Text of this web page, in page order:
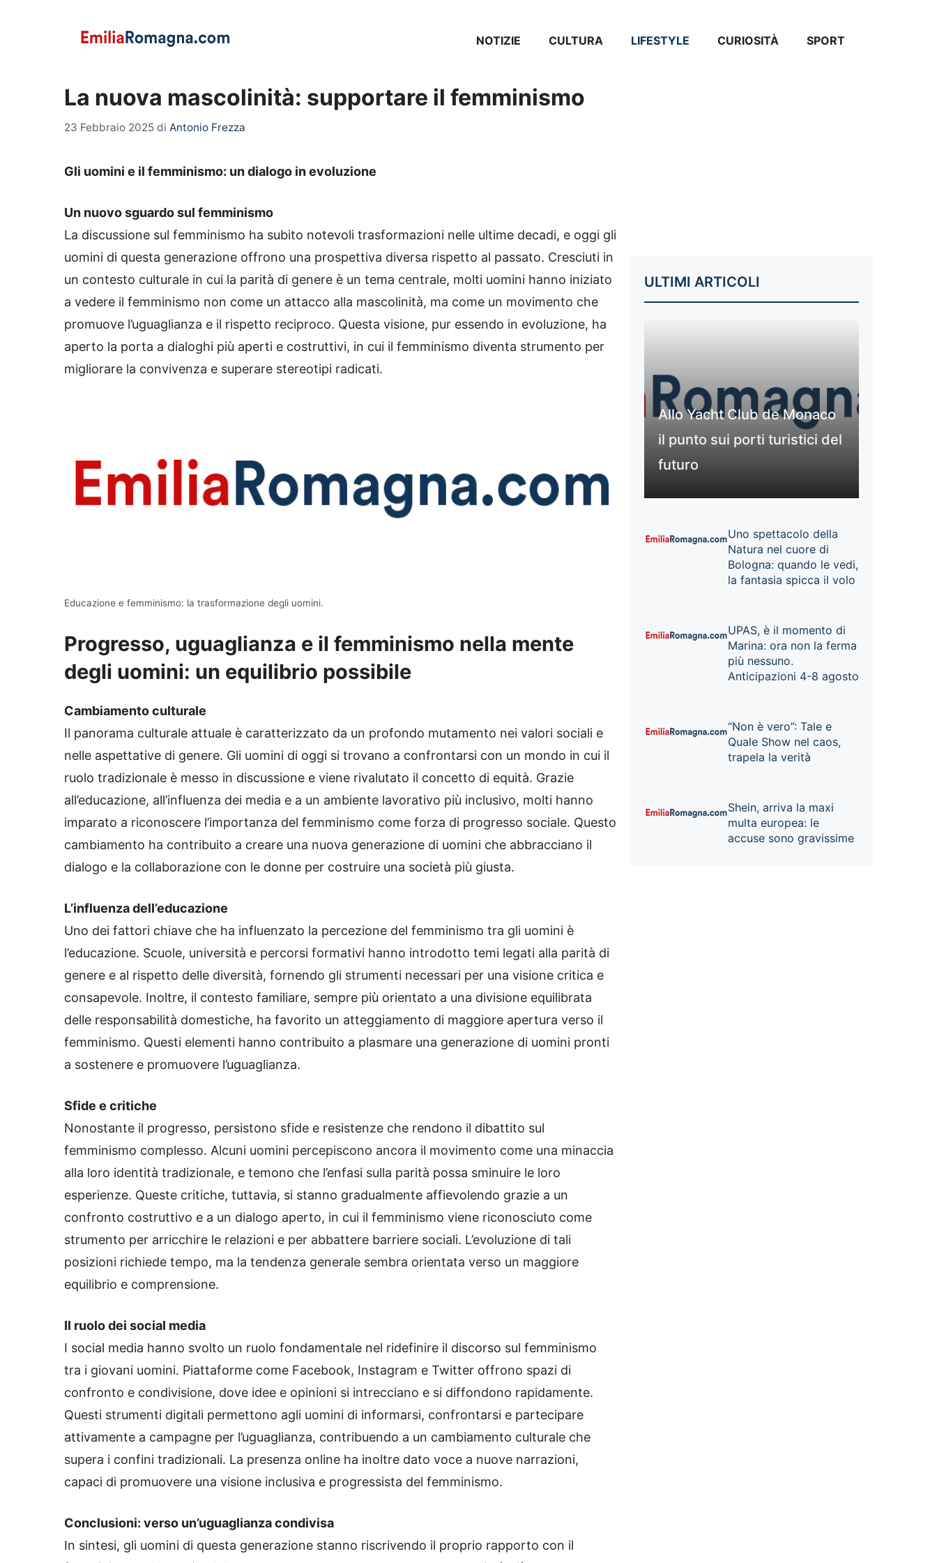
NOTIZIE CULTURA LIFESTYLE CURIOSITÀ SPORT
La nuova mascolinità: supportare il femminismo
23 Febbraio 2025 di Antonio Frezza
Gli uomini e il femminismo: un dialogo in evoluzione
Un nuovo sguardo sul femminismo
La discussione sul femminismo ha subito notevoli trasformazioni nelle ultime decadi, e oggi gli
uomini di questa generazione offrono una prospettiva diversa rispetto al passato. Cresciuti in
un contesto culturale in cui la parità di genere è un tema centrale, molti uomini hanno iniziato
a vedere il femminismo non come un attacco alla mascolinità, ma come un movimento che
promuove l’uguaglianza e il rispetto reciproco. Questa visione, pur essendo in evoluzione, ha
aperto la porta a dialoghi più aperti e costruttivi, in cui il femminismo diventa strumento per
migliorare la convivenza e superare stereotipi radicati.
Educazione e femminismo: la trasformazione degli uomini.
Progresso, uguaglianza e il femminismo nella mente
degli uomini: un equilibrio possibile
Cambiamento culturale
Il panorama culturale attuale è caratterizzato da un profondo mutamento nei valori sociali e
nelle aspettative di genere. Gli uomini di oggi si trovano a confrontarsi con un mondo in cui il
ruolo tradizionale è messo in discussione e viene rivalutato il concetto di equità. Grazie
all’educazione, all’influenza dei media e a un ambiente lavorativo più inclusivo, molti hanno
imparato a riconoscere l’importanza del femminismo come forza di progresso sociale. Questo
cambiamento ha contribuito a creare una nuova generazione di uomini che abbracciano il
dialogo e la collaborazione con le donne per costruire una società più giusta.
L’influenza dell’educazione
Uno dei fattori chiave che ha influenzato la percezione del femminismo tra gli uomini è
l’educazione. Scuole, università e percorsi formativi hanno introdotto temi legati alla parità di
genere e al rispetto delle diversità, fornendo gli strumenti necessari per una visione critica e
consapevole. Inoltre, il contesto familiare, sempre più orientato a una divisione equilibrata
delle responsabilità domestiche, ha favorito un atteggiamento di maggiore apertura verso il
femminismo. Questi elementi hanno contribuito a plasmare una generazione di uomini pronti
a sostenere e promuovere l’uguaglianza.
Sfide e critiche
Nonostante il progresso, persistono sfide e resistenze che rendono il dibattito sul
femminismo complesso. Alcuni uomini percepiscono ancora il movimento come una minaccia
alla loro identità tradizionale, e temono che l’enfasi sulla parità possa sminuire le loro
esperienze. Queste critiche, tuttavia, si stanno gradualmente affievolendo grazie a un
confronto costruttivo e a un dialogo aperto, in cui il femminismo viene riconosciuto come
strumento per arricchire le relazioni e per abbattere barriere sociali. L’evoluzione di tali
posizioni richiede tempo, ma la tendenza generale sembra orientata verso un maggiore
equilibrio e comprensione.
Il ruolo dei social media
I social media hanno svolto un ruolo fondamentale nel ridefinire il discorso sul femminismo
tra i giovani uomini. Piattaforme come Facebook, Instagram e Twitter offrono spazi di
confronto e condivisione, dove idee e opinioni si intrecciano e si diffondono rapidamente.
Questi strumenti digitali permettono agli uomini di informarsi, confrontarsi e partecipare
attivamente a campagne per l’uguaglianza, contribuendo a un cambiamento culturale che
supera i confini tradizionali. La presenza online ha inoltre dato voce a nuove narrazioni,
capaci di promuovere una visione inclusiva e progressista del femminismo.
Conclusioni: verso un’uguaglianza condivisa
In sintesi, gli uomini di questa generazione stanno riscrivendo il proprio rapporto con il
ULTIMI ARTICOLI
Allo Yacht Club de Monaco
il punto sui porti turistici del
futuro
Uno spettacolo della
Natura nel cuore di
Bologna: quando le vedi,
la fantasia spicca il volo
UPAS, è il momento di
Marina: ora non la ferma
più nessuno.
Anticipazioni 4-8 agosto
“Non è vero”: Tale e
Quale Show nel caos,
trapela la verità
Shein, arriva la maxi
multa europea: le
accuse sono gravissime